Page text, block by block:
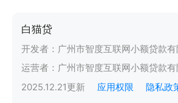
白猫贷
开发者： 广州市智度互联网小额贷款有
运营者： 广州市智度互联网小额贷款有
2025.12.21 更新 应用权限 隐私政